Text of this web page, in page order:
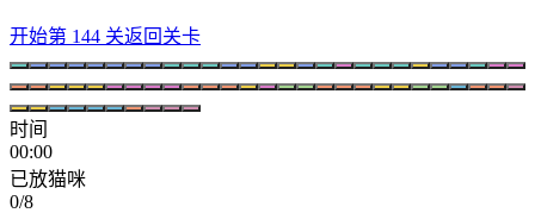
开始第 144 关返回关卡
时间
00:00
已放猫咪
0/8